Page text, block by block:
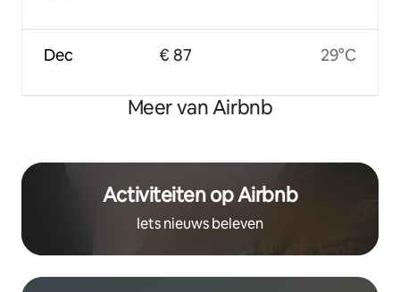
Dec € 87 29°C
Meer van Airbnb
Activiteiten op Airbnb
Iets nieuws beleven